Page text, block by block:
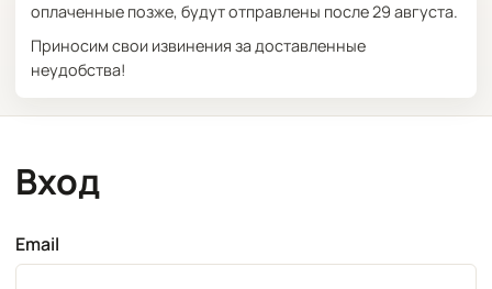
оплаченные позже, будут отправлены после 29 августа.
Приносим свои извинения за доставленные
неудобства!
Вход
Email